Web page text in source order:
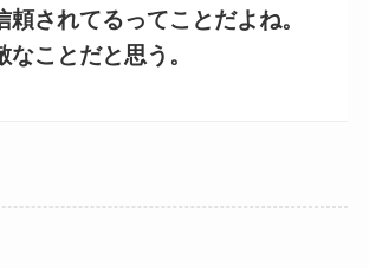
頼されてるってことだよね。
なことだと思う。